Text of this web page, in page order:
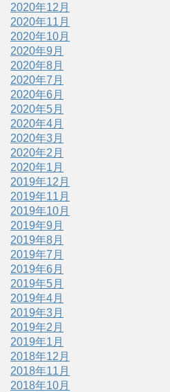
2020年12月
2020年11月
2020年10月
2020年9月
2020年8月
2020年7月
2020年6月
2020年5月
2020年4月
2020年3月
2020年2月
2020年1月
2019年12月
2019年11月
2019年10月
2019年9月
2019年8月
2019年7月
2019年6月
2019年5月
2019年4月
2019年3月
2019年2月
2019年1月
2018年12月
2018年11月
2018年10月